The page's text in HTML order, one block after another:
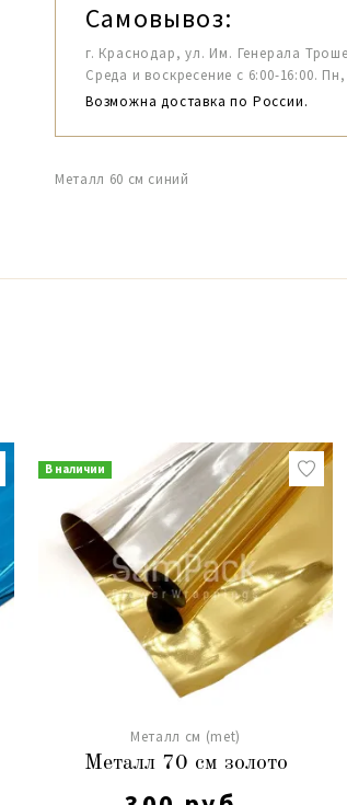
Самовывоз:
г. Краснодар, ул. Им. Генерала
Среда и воскресение с 6:00-16:00.
Возможна доставка по России.
Металл 60 см синий
В наличии
Металл см (met)
Металл 70 см золото